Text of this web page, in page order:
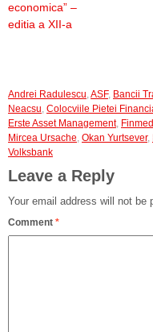
economica” –
editia a XII-a
Andrei Radulescu,ASF, Bancii
Neacsu, Colocviile Pietei
Erste Asset Management,
Mircea Ursache, Okan Yurtsever,
Volksbank
Leave a Reply
Your email address will not be
Comment *